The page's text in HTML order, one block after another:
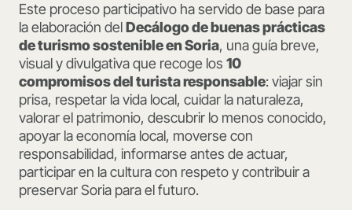
Este proceso participativo ha servido de base para
la elaboración delDecálogo de buenas prácticas
de turismo sostenible en Soria, una guía breve,
visual y divulgativa que recoge los 10
compromisos del turista responsable: viajar sin
prisa, respetar la vida local, cuidar la naturaleza,
valorar el patrimonio, descubrir lo menos conocido,
apoyar la economía local, moverse con
responsabilidad, informarse antes de actuar,
participar en la cultura con respeto y contribuir a
preservar Soria para el futuro.